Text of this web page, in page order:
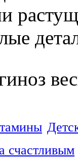
счастливым